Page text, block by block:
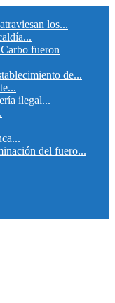
los...
fueron
de...
ilegal...
del fuero...